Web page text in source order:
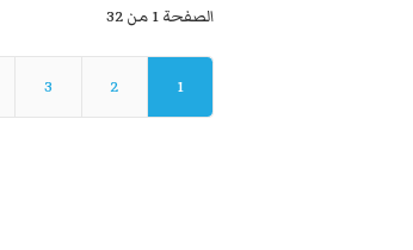
الصفحة 1 من 32
1
2
3